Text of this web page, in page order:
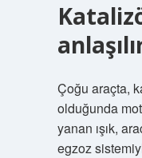
Çoğu araçta,
olduğunda
yanan ışık,
egzoz